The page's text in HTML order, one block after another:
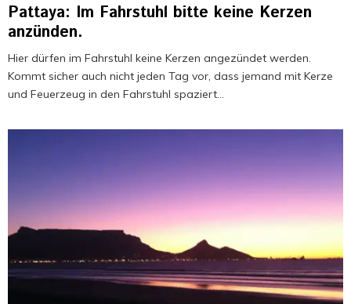
Pattaya: Im Fahrstuhl bitte keine Kerzen
anzünden.
Hier dürfen im Fahrstuhl keine Kerzen angezündet werden.
Kommt sicher auch nicht jeden Tag vor, dass jemand mit Kerze
und Feuerzeug in den Fahrstuhl spaziert...